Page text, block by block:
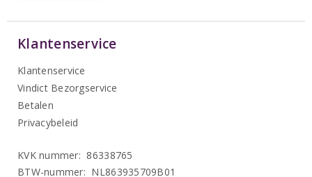
Klantenservice
Klantenservice
Vindict Bezorgservice
Betalen
Privacybeleid
KVK nummer: 86338765
BTW-nummer: NL863935709B01